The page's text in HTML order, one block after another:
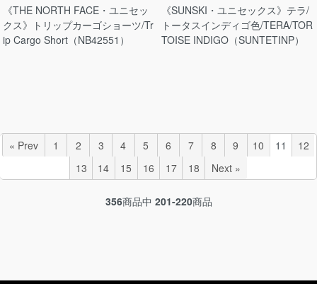
《THE NORTH FACE・ユニセッ
クス》トリップカーゴショーツ/Tr
ip Cargo Short（NB42551）
《SUNSKI・ユニセックス》テラ/
トータスインディゴ色/TERA/TOR
TOISE INDIGO（SUNTETINP）
« Prev 1 2 3 4 5 6 7 8 9 10 11
12
13
14 15 16 17 18 Next »
356商品中 201-220商品